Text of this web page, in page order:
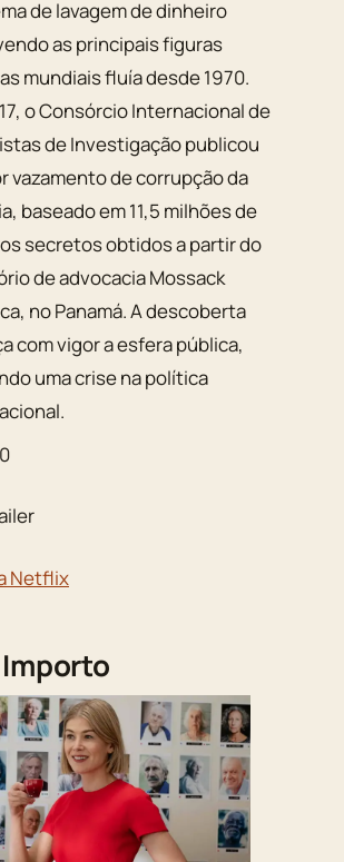
de lavagem de dinheiro
as principais figuras
mundiais fluía desde 1970.
o Consórcio Internacional de
de Investigação publicou
vazamento de corrupção da
baseado em 11,5 milhões de
secretos obtidos a partir do
de advocacia Mossack
no Panamá. A descoberta
com vigor a esfera pública,
uma crise na política
Netflix
Importo